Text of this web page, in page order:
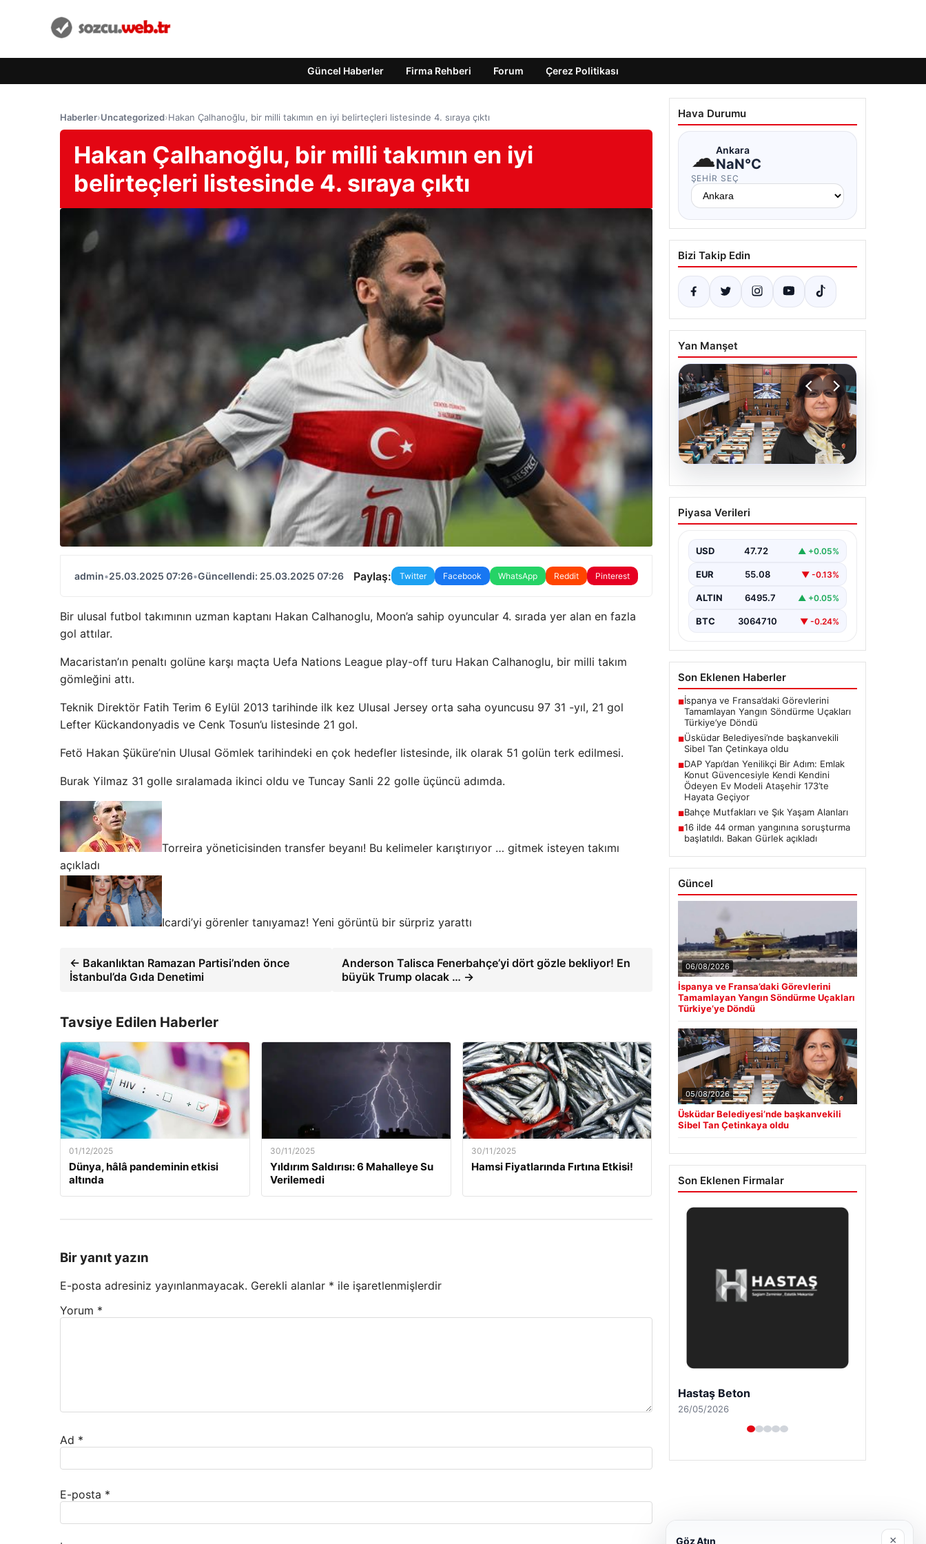
Güncel Haberler Firma Rehberi Forum Çerez Politikası
Haberler›Uncategorized›Hakan Çalhanoğlu, bir milli takımın en iyi belirteçleri listesinde 4. sıraya çıktı
Hakan Çalhanoğlu, bir milli takımın en iyi
belirteçleri listesinde 4. sıraya çıktı
admin•25.03.2025 07:26•Güncellendi: 25.03.2025 07:26 Paylaş: Twitter Facebook WhatsApp Reddit Pinterest
Bir ulusal futbol takımının uzman kaptanı Hakan Calhanoglu, Moon’a sahip oyuncular 4. sırada yer alan en fazla
gol attılar.
Macaristan’ın penaltı golüne karşı maçta Uefa Nations League play-off turu Hakan Calhanoglu, bir milli takım
gömleğini attı.
Teknik Direktör Fatih Terim 6 Eylül 2013 tarihinde ilk kez Ulusal Jersey orta saha oyuncusu 97 31 -yıl, 21 gol
Lefter Kückandonyadis ve Cenk Tosun’u listesinde 21 gol.
Fetö Hakan Şüküre’nin Ulusal Gömlek tarihindeki en çok hedefler listesinde, ilk olarak 51 golün terk edilmesi.
Burak Yilmaz 31 golle sıralamada ikinci oldu ve Tuncay Sanli 22 golle üçüncü adımda.
Torreira yöneticisinden transfer beyanı! Bu kelimeler karıştırıyor … gitmek isteyen takımı
açıkladı
Icardi’yi görenler tanıyamaz! Yeni görüntü bir sürpriz yarattı
← Bakanlıktan Ramazan Partisi’nden önce
İstanbul’da Gıda Denetimi
Anderson Talisca Fenerbahçe’yi dört gözle bekliyor! En
büyük Trump olacak … →
Tavsiye Edilen Haberler
01/12/2025
Dünya, hâlâ pandeminin etkisi
altında
30/11/2025
Yıldırım Saldırısı: 6 Mahalleye Su
Verilemedi
30/11/2025
Hamsi Fiyatlarında Fırtına Etkisi!
Bir yanıt yazın
E-posta adresiniz yayınlanmayacak. Gerekli alanlar * ile işaretlenmişlerdir
Yorum *
Ad *
E-posta *
Hava Durumu
☁Ankara
NaN°C
ŞEHIR SEÇ
Bizi Takip Edin
Yan Manşet
05.08.2026
Üsküdar Belediyesi’nde
başkanvekili Sibel Tan
Piyasa Verileri
USD 47.72 ▲ +0.05%
EUR 55.08 ▼ -0.13%
ALTIN 6495.7 ▲ +0.05%
BTC 3064710 ▼ -0.24%
Son Eklenen Haberler
■İspanya ve Fransa’daki Görevlerini
Tamamlayan Yangın Söndürme Uçakları
Türkiye’ye Döndü
■Üsküdar Belediyesi’nde başkanvekili
Sibel Tan Çetinkaya oldu
■DAP Yapı’dan Yenilikçi Bir Adım: Emlak
Konut Güvencesiyle Kendi Kendini
Ödeyen Ev Modeli Ataşehir 173’te
Hayata Geçiyor
■Bahçe Mutfakları ve Şık Yaşam Alanları
■16 ilde 44 orman yangınına soruşturma
başlatıldı. Bakan Gürlek açıkladı
Güncel
06/08/2026
İspanya ve Fransa’daki Görevlerini
Tamamlayan Yangın Söndürme Uçakları
Türkiye’ye Döndü
05/08/2026
Üsküdar Belediyesi’nde başkanvekili
Sibel Tan Çetinkaya oldu
Son Eklenen Firmalar
Enes Kaplan Avukatlık Bürosu
28/04/2026
Göz Atın ×